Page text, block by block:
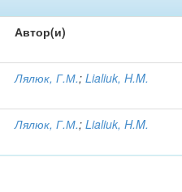
Автор(и)
Лялюк, Г.М.;Lialiuk, H.M.
Лялюк, Г.М.;Lialiuk, H.M.